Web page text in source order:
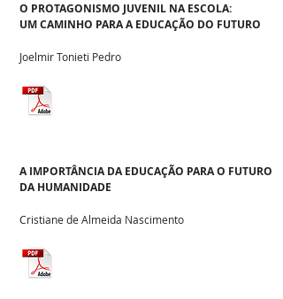
Joelmir Tonieti Pedro
O PROTAGONISMO JUVENIL NA ESCOLA:
UM CAMINHO PARA A EDUCAÇÃO DO FUTURO
Cristiane de Almeida Nascimento
A IMPORTÂNCIA DA EDUCAÇÃO PARA O FUTURO
DA HUMANIDADE